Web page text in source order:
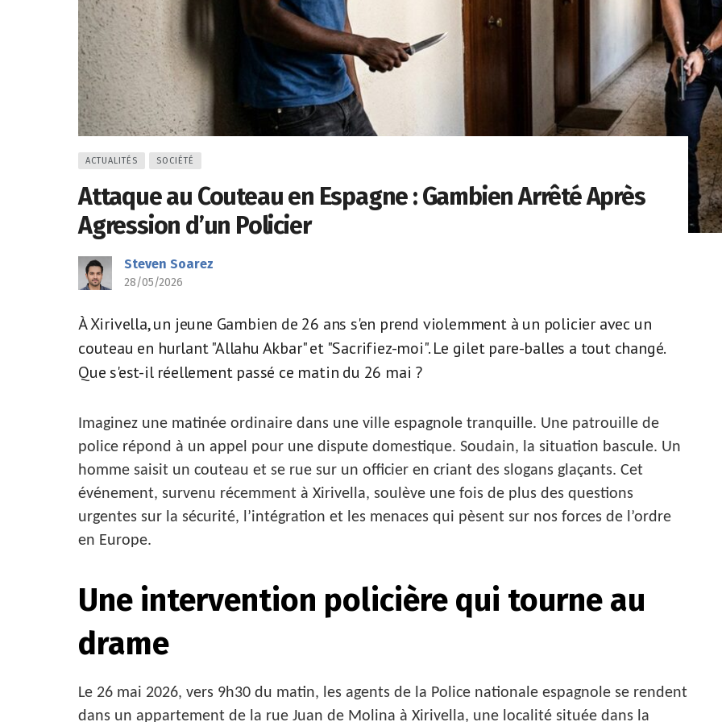
ACTUALITÉS SOCIÉTÉ
Attaque au Couteau en Espagne : Gambien Arrêté Après
Agression d’un Policier
Steven Soarez
28/05/2026
À Xirivella, un jeune Gambien de 26 ans s'en prend violemment à un policier avec un
couteau en hurlant "Allahu Akbar" et "Sacrifiez-moi". Le gilet pare-balles a tout changé.
Que s'est-il réellement passé ce matin du 26 mai ?
Imaginez une matinée ordinaire dans une ville espagnole tranquille. Une patrouille de
police répond à un appel pour une dispute domestique. Soudain, la situation bascule. Un
homme saisit un couteau et se rue sur un officier en criant des slogans glaçants. Cet
événement, survenu récemment à Xirivella, soulève une fois de plus des questions
urgentes sur la sécurité, l’intégration et les menaces qui pèsent sur nos forces de l’ordre
en Europe.
Une intervention policière qui tourne au
drame
Le 26 mai 2026, vers 9h30 du matin, les agents de la Police nationale espagnole se rendent
dans un appartement de la rue Juan de Molina à Xirivella, une localité située dans la